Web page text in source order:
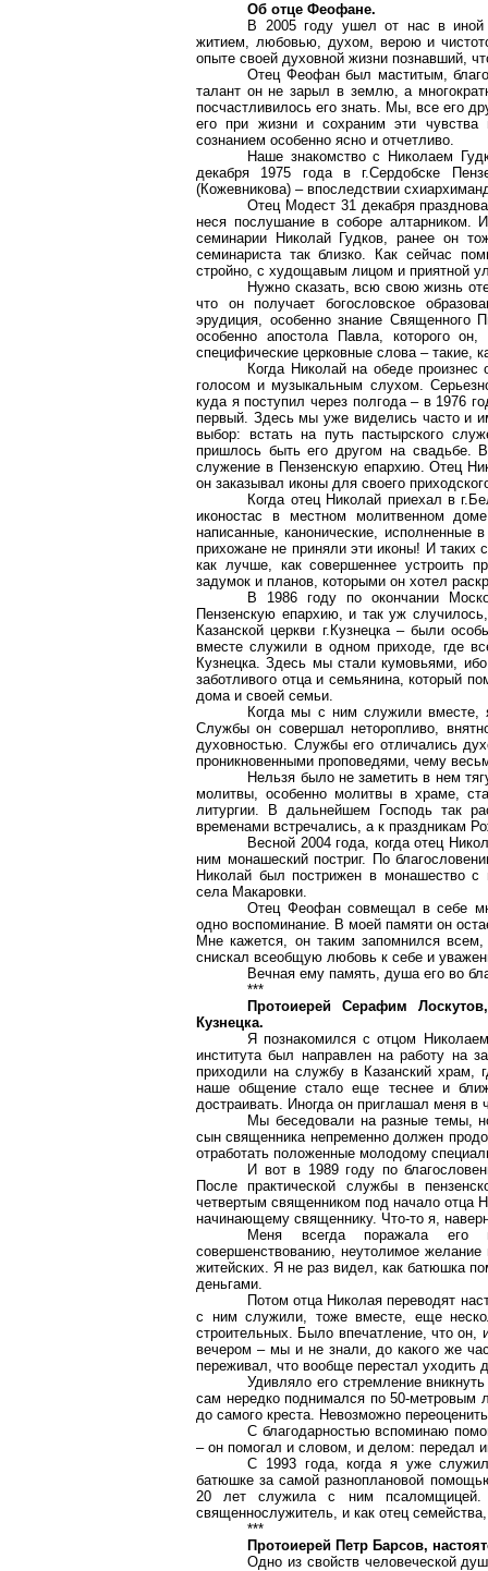
Об отце Феофане.
В 2005 году ушел от нас в
житием, любовью, духом, верою и
опыте своей духовной жизни познавший,
Отец Феофан был маститым,
талант он не зарыл в землю, а
посчастливилось его знать. Мы, все его
его при жизни и сохраним эти чувства
сознанием особенно ясно и отчетливо.
Наше знакомство с Николаем
декабря 1975 года в г.Сердобске
(Кожевникова) – впоследствии
Отец Модест 31 декабря
неся послушание в соборе алтарником. И
семинарии Николай Гудков, ранее он
семинариста так близко. Как сейчас
стройно, с худощавым лицом и приятной
Нужно сказать, всю свою жизнь
что он получает богословское
эрудиция, особенно знание
особенно апостола Павла, которого
специфические церковные слова – такие,
Когда Николай на обеде
голосом и музыкальным слухом.
куда я поступил через полгода – в 1976
первый. Здесь мы уже виделись часто и
выбор: встать на путь пастырского
пришлось быть его другом на свадьбе.
служение в Пензенскую епархию. Отец
он заказывал иконы для своего
Когда отец Николай приехал в
иконостас в местном молитвенном
написанные, канонические, исполненные
прихожане не приняли эти иконы! И
как лучше, как совершеннее устроить
задумок и планов, которыми он хотел
В 1986 году по окончании
Пензенскую епархию, и так уж
Казанской церкви г.Кузнецка – были
вместе служили в одном приходе, где
Кузнецка. Здесь мы стали кумовьями,
заботливого отца и семьянина, который
дома и своей семьи.
Когда мы с ним служили вместе,
Службы он совершал неторопливо,
духовностью. Службы его отличались
проникновенными проповедями, чему
Нельзя было не заметить в нем
молитвы, особенно молитвы в храме,
литургии. В дальнейшем Господь так
временами встречались, а к праздникам
Весной 2004 года, когда отец
ним монашеский постриг. По
Николай был пострижен в монашество
села Макаровки.
Отец Феофан совмещал в себе
одно воспоминание. В моей памяти он
Мне кажется, он таким запомнился
снискал всеобщую любовь к себе и
Вечная ему память, душа его во
***
Протоиерей Серафим
Кузнецка.
Я познакомился с отцом
института был направлен на работу на
приходили на службу в Казанский храм,
наше общение стало еще теснее и
достраивать. Иногда он приглашал меня в
Мы беседовали на разные темы,
сын священника непременно должен
отработать положенные молодому
И вот в 1989 году по
После практической службы в
четвертым священником под начало отца
начинающему священнику. Что-то я,
Меня всегда поражала его
совершенствованию, неутолимое
житейских. Я не раз видел, как батюшка
деньгами.
Потом отца Николая переводят
с ним служили, тоже вместе, еще
строительных. Было впечатление, что
вечером – мы и не знали, до какого же
переживал, что вообще перестал уходить
Удивляло его стремление
сам нередко поднимался по 50-метровым
до самого креста. Невозможно
С благодарностью вспоминаю
– он помогал и словом, и делом: передал
С 1993 года, когда я уже
батюшке за самой разноплановой
20 лет служила с ним псаломщицей.
священнослужитель, и как отец
***
Протоиерей Петр Барсов,
Одно из свойств человеческой